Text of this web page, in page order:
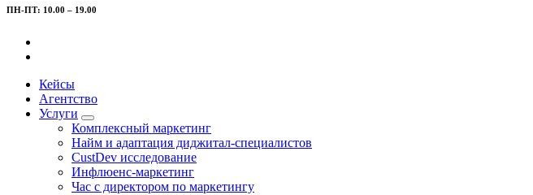
ПН-ПТ: 10.00 – 19.00
Кейсы
Агентство
Услуги
Комплексный маркетинг
Найм и адаптация диджитал-специалистов
CustDev исследование
Инфлюенс-маркетинг
Час с директором по маркетингу